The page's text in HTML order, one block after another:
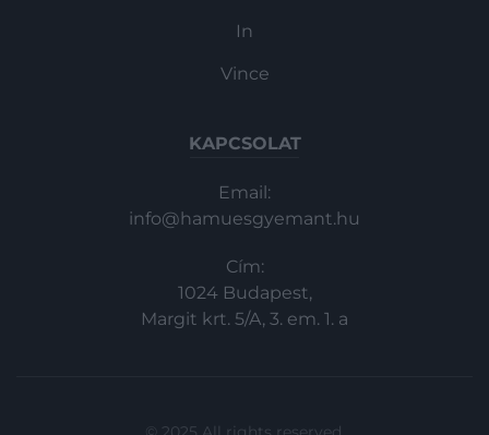
In
Vince
KAPCSOLAT
Email:
info@hamuesgyemant.hu
Cím:
1024 Budapest,
Margit krt. 5/A, 3. em. 1. a